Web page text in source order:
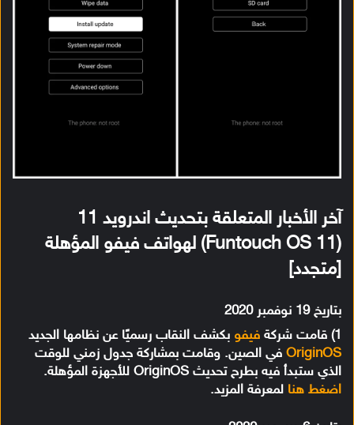
آخر الأخبار المتعلقة بتحديث اندرويد 11
(Funtouch OS 11) لهواتف فيفو المؤهلة
[متجدد]
بتاريخ 19 نوفمبر 2020
1) قامت شركة
فيفو بكشف النقاب رسميًا عن نظامها الجديد
OriginOS في الصين. وقامت بمشاركة جدول زمني للوقت
الذي ستبدأ فيه بطرح تحديث OriginOS للأجهزة المؤهلة.
اضغط هنا لمعرفة المزيد.